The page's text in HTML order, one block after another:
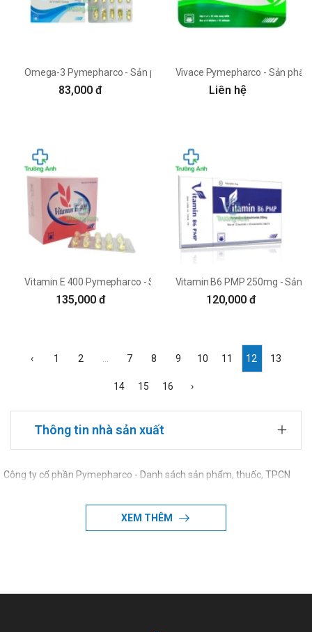
Omega-3 Pymepharco - Sản phẩm bổ xung acid béo và DHA cho
83,000 đ
Vivace Pymepharco - Sản
Liên hệ
Vitamin E 400 Pymepharco - Sản phẩm bổ sung vitamin E cho cơ
135,000 đ
Vitamin B6 PMP 250mg - Sản
120,000 đ
‹ 1 2 7 8 9 10 11 12 13
14 15 16 ›
Thông tin nhà sản xuất
Công ty cổ phần Pymepharco - Danh sách sản phẩm, thuốc, TPCN
XEM THÊM